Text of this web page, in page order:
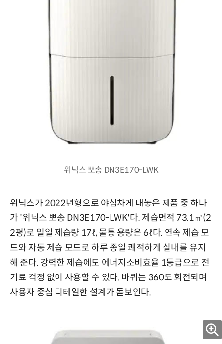
위닉스 뽀송 DN3E170-LWK
위닉스가 2022년형으로 야심차게 내놓은 제품 중 하나
가 '위닉스 뽀송 DN3E170-LWK'다. 제습면적 73.1㎡(2
2평)로 일일 제습량 17ℓ, 물통 용량은 6ℓ다. 연속 제습 모
드와 자동 제습 모드로 하루 종일 쾌적하게 실내를 유지
해 준다. 강력한 제습에도 에너지소비효율 1등급으로 전
기료 걱정 없이 사용할 수 있다. 바퀴는 360도 회전되며
사용자 중심 디테일한 설계가 돋보인다.